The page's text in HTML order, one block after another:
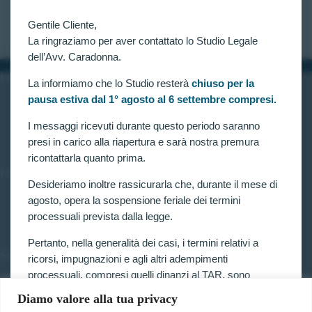
Diamo valore alla tua privacy
Gentile Cliente,
La ringraziamo per aver contattato lo Studio Legale
dell’Avv. Caradonna.
La informiamo che lo Studio resterà chiuso per la
pausa estiva dal 1° agosto al 6 settembre compresi.
I messaggi ricevuti durante questo periodo saranno
presi in carico alla riapertura e sarà nostra premura
ricontattarla quanto prima.
Desideriamo inoltre rassicurarla che, durante il mese di
agosto, opera la sospensione feriale dei termini
processuali prevista dalla legge.
Pertanto, nella generalità dei casi, i termini relativi a
ricorsi, impugnazioni e agli altri adempimenti
processuali, compresi quelli dinanzi al TAR, sono
CLAUDIA CARADONNA
INFORMAZIONI
Home
Contatti
Prenota consulenza
Privacy e Cookie Policy
SERVIZI
Forze armate e polizia
Concorsi pubblici